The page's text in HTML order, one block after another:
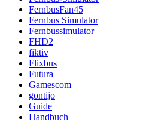
FernbusFan45
Fernbus Simulator
Fernbussimulator
FHD2
fiktiv
Flixbus
Futura
Gamescom
gontijo
Guide
Handbuch